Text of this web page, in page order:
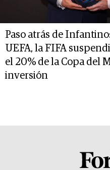
Paso atrás de
UEFA, la FIFA
el 20% de la Copa del
inversión